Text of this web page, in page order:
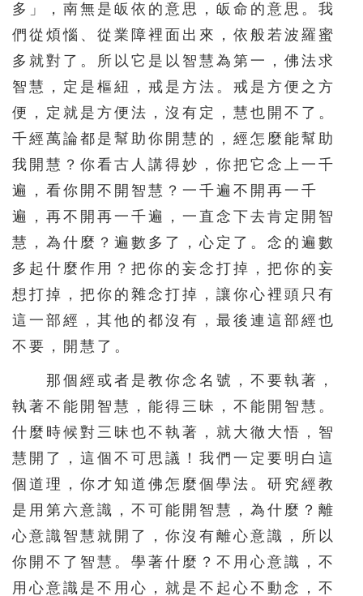
多」，南無是皈依的意思，皈命的意思。我
們從煩惱、從業障裡面出來，依般若波羅蜜
多就對了。所以它是以智慧為第一，佛法求
智慧，定是樞紐，戒是方法。戒是方便之方
便，定就是方便法，沒有定，慧也開不了。
千經萬論都是幫助你開慧的，經怎麼能幫助
我開慧？你看古人講得妙，你把它念上一千
遍，看你開不開智慧？一千遍不開再一千
遍，再不開再一千遍，一直念下去肯定開智
慧，為什麼？遍數多了，心定了。念的遍數
多起什麼作用？把你的妄念打掉，把你的妄
想打掉，把你的雜念打掉，讓你心裡頭只有
這一部經，其他的都沒有，最後連這部經也
不要，開慧了。
那個經或者是教你念名號，不要執著，
執著不能開智慧，能得三昧，不能開智慧。
什麼時候對三昧也不執著，就大徹大悟，智
慧開了，這個不可思議！我們一定要明白這
個道理，你才知道佛怎麼個學法。研究經教
是用第六意識，不可能開智慧，為什麼？離
心意識智慧就開了，你沒有離心意識，所以
你開不了智慧。學著什麼？不用心意識，不
用心意識是不用心，就是不起心不動念，不